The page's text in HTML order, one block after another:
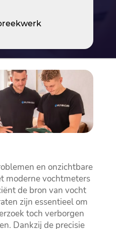
en onzichtbare
moderne vochtmeters
de bron van vocht
zijn essentieel om
toch verborgen
Dankzij de precisie